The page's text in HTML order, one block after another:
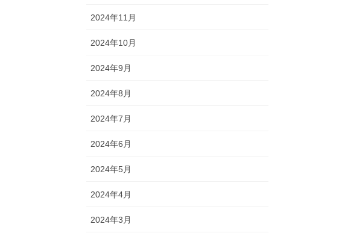
2024年11月
2024年10月
2024年9月
2024年8月
2024年7月
2024年6月
2024年5月
2024年4月
2024年3月